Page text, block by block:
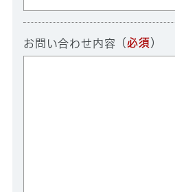
お問い合わせ内容 （必須 ）